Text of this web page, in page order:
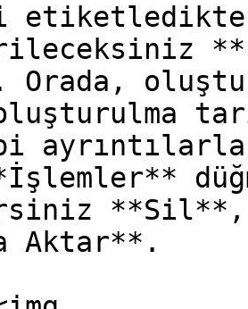
Orada,
**Sil**,
Aktar**.